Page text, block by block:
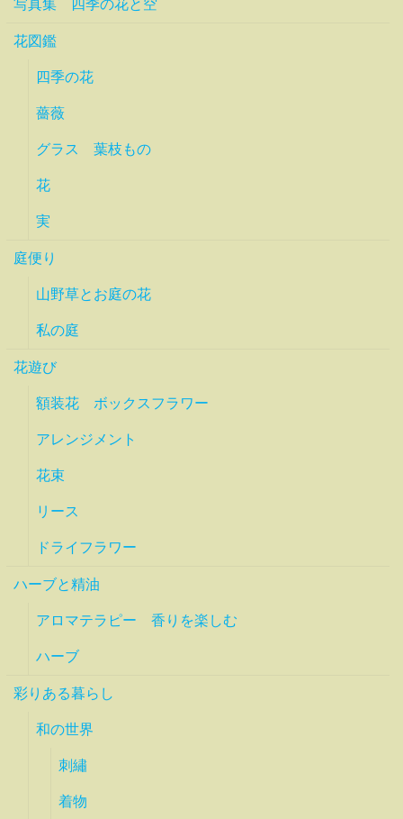
写真集 四季の花と空
花図鑑
四季の花
薔薇
グラス 葉枝もの
花
実
庭便り
山野草とお庭の花
私の庭
花遊び
額装花 ボックスフラワー
アレンジメント
花束
リース
ドライフラワー
ハーブと精油
アロマテラピー 香りを楽しむ
ハーブ
彩りある暮らし
和の世界
刺繡
着物